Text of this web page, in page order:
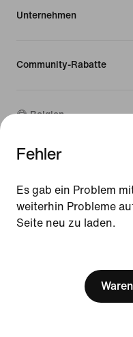
Update your location?
Belgien
Fehler
Es gab ein Problem
weiterhin Probleme
Seite neu zu laden.
Unternehmen
Community-Rabatte
Belgien
© 2026Nike, Inc. Alle
Nutzungsbedingungen
Verkaufsbedingungen
Impressum